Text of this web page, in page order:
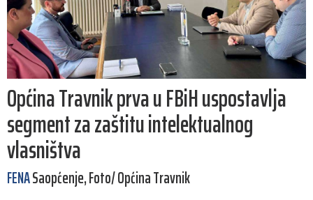
Općina Travnik prva u FBiH uspostavlja
segment za zaštitu intelektualnog
vlasništva
FENASaopćenje, Foto/ Općina Travnik